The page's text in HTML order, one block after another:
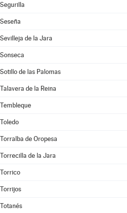
Segurilla
Seseña
Sevilleja de la Jara
Sonseca
Sotillo de las Palomas
Talavera de la Reina
Tembleque
Toledo
Torralba de Oropesa
Torrecilla de la Jara
Torrico
Torrijos
Totanés